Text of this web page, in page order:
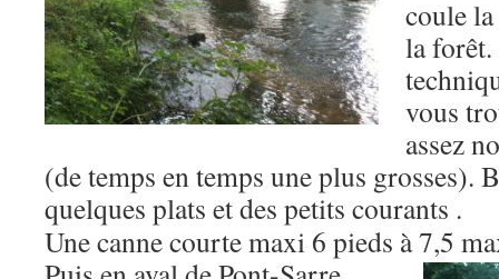
coule
la
vous
assez
(de temps en temps une plus grosses).
quelques plats et des petits courants .
Une canne courte maxi 6 pieds à 7,5